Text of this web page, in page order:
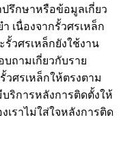
รึกษาหรือข้อมูลเกี่ยว
เนื่องจากรั้วศรเหล็ก
วศรเหล็กยังใช้งาน
ถามเกี่ยวกับราย
วศรเหล็กให้ตรงตาม
ริการหลังการติดตั้งให้
เราไม่ใส่ใจหลังการติด